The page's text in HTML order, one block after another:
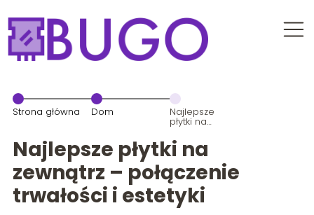
Strona główna Dom Najlepsze
płytki na
zewnątrz –
połączenie
trwałości i
estetyki
Najlepsze płytki na
zewnątrz – połączenie
trwałości i estetyki